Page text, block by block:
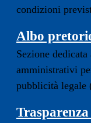
condizioni
Albo
Sezione
amministrativi
pubblicità legale